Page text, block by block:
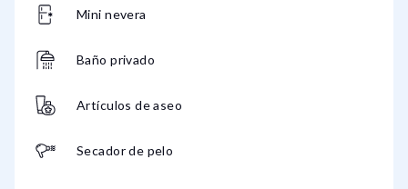
Mini nevera
Baño privado
Artículos de aseo
Secador de pelo